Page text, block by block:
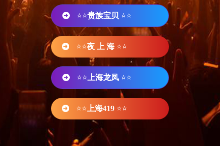
⭐⭐贵族宝贝 ⭐⭐
⭐⭐夜 上 海 ⭐⭐
⭐⭐ 上海龙凤 ⭐⭐
⭐⭐ 上海419 ⭐⭐